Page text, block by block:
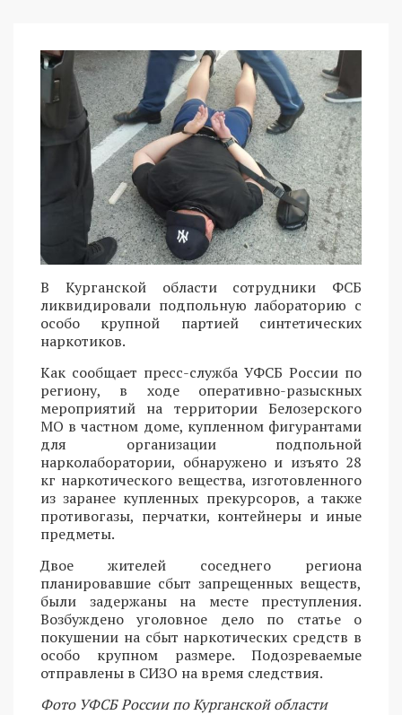
В Курганской области сотрудники ФСБ
ликвидировали подпольную лабораторию с
особо крупной партией синтетических
наркотиков.
Как сообщает пресс-служба УФСБ России по
региону, в ходе оперативно-разыскных
мероприятий на территории Белозерского
МО в частном доме, купленном фигурантами
для организации подпольной
нарколаборатории, обнаружено и изъято 28
кг наркотического вещества, изготовленного
из заранее купленных прекурсоров, а также
противогазы, перчатки, контейнеры и иные
предметы.
Двое жителей соседнего региона
планировавшие сбыт запрещенных веществ,
были задержаны на месте преступления.
Возбуждено уголовное дело по статье о
покушении на сбыт наркотических средств в
особо крупном размере. Подозреваемые
отправлены в СИЗО на время следствия.
Фото УФСБ России по Курганской области